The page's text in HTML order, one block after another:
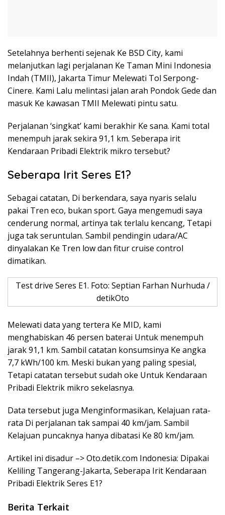
Setelahnya berhenti sejenak Ke BSD City, kami
melanjutkan lagi perjalanan Ke Taman Mini Indonesia
Indah (TMII), Jakarta Timur Melewati Tol Serpong-
Cinere. Kami Lalu melintasi jalan arah Pondok Gede dan
masuk Ke kawasan TMII Melewati pintu satu.
Perjalanan ‘singkat’ kami berakhir Ke sana. Kami total
menempuh jarak sekira 91,1 km. Seberapa irit
Kendaraan Pribadi Elektrik mikro tersebut?
Seberapa Irit Seres E1?
Sebagai catatan, Di berkendara, saya nyaris selalu
pakai Tren eco, bukan sport. Gaya mengemudi saya
cenderung normal, artinya tak terlalu kencang, Tetapi
juga tak seruntulan. Sambil pendingin udara/AC
dinyalakan Ke Tren low dan fitur cruise control
dimatikan.
Test drive Seres E1. Foto: Septian Farhan Nurhuda /
detikOto
Melewati data yang tertera Ke MID, kami
menghabiskan 46 persen baterai Untuk menempuh
jarak 91,1 km. Sambil catatan konsumsinya Ke angka
7,7 kWh/100 km. Meski bukan yang paling spesial,
Tetapi catatan tersebut sudah oke Untuk Kendaraan
Pribadi Elektrik mikro sekelasnya.
Data tersebut juga Menginformasikan, Kelajuan rata-
rata Di perjalanan tak sampai 40 km/jam. Sambil
Kelajuan puncaknya hanya dibatasi Ke 80 km/jam.
Artikel ini disadur –> Oto.detik.com Indonesia: Dipakai
Keliling Tangerang-Jakarta, Seberapa Irit Kendaraan
Pribadi Elektrik Seres E1?
Berita Terkait